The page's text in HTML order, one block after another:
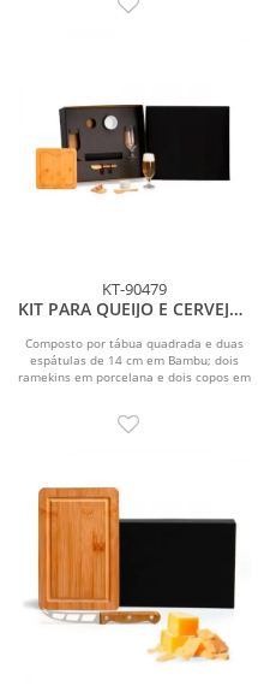
KT-90479
KIT PARA QUEIJO E CERVEJA -
Composto por tábua quadrada e duas
espátulas de 14 cm em Bambu; dois
ramekins em porcelana e dois copos em